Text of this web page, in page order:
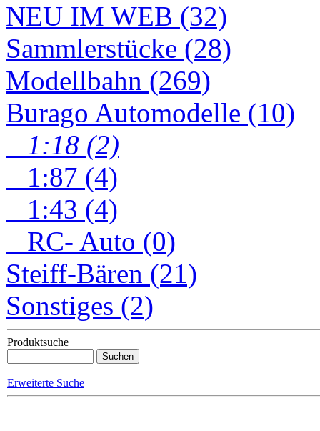
NEU IM WEB (32)
Sammlerstücke (28)
Modellbahn (269)
Burago Automodelle (10)
1:18 (2)
1:87 (4)
1:43 (4)
RC- Auto (0)
Steiff-Bären (21)
Sonstiges (2)
Produktsuche
Erweiterte Suche